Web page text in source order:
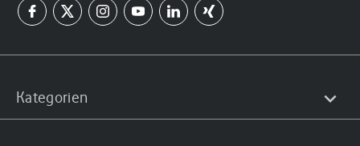
Kategorien